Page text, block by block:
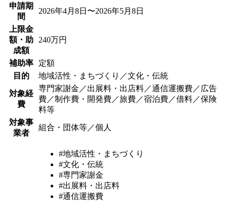
申請期
間
2026年4月8日〜2026年5月8日
上限金
額・助
成額
240万円
補助率
定額
目的
地域活性・まちづくり／文化・伝統
対象経
費
専門家謝金／出展料・出店料／通信運搬費／広告
費／制作費・開発費／旅費／宿泊費／借料／保険
料等
対象事
業者
組合・団体等／個人
#地域活性・まちづくり
#文化・伝統
#専門家謝金
#出展料・出店料
#通信運搬費